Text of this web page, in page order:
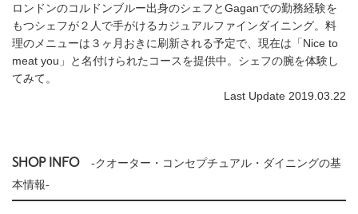
ロンドンのコルドンブルー出身のシェフとGaganでの勤務経験を
もつシェフが２人で手がけるカジュアルファインダイニング。料
理のメニューは３ヶ月おきに刷新される予定で、現在は「Nice to
meat you」と名付けられたコースを提供中。シェフの腕を体験し
てみて。
Last Update 2019.03.22
SHOP INFO
-クオーター・コンセプチュアル・ダイニングの基
本情報-